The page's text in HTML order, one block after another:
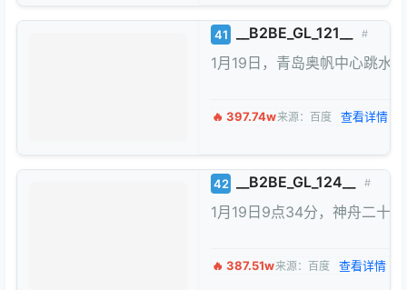
41 __B2BE_GL_121__ #
1月19日，青岛奥帆中心跳水
🔥 397.74w来源：百度 查看详情 →
42 __B2BE_GL_124__ #
1月19日9点34分，神舟二十
🔥 387.51w来源：百度 查看详情 →